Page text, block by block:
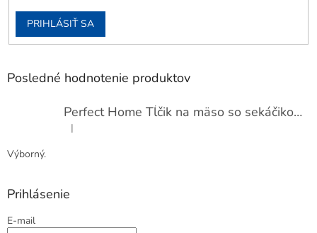
PRIHLÁSIŤ SA
Posledné hodnotenie produktov
Perfect Home Tĺčik na mäso so sekáčikom, 56893
Hodnotenie produktu je 5 z 5 hviezdičiek.
|
Výborný.
Prihlásenie
E-mail